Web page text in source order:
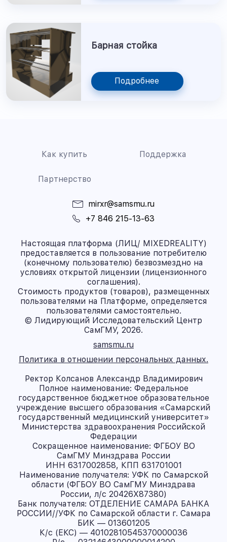
Барная стойка
Подробнее
Как купить Поддержка
Партнерство
mirxr@samsmu.ru
+7 846 215-13-63
Настоящая платформа (ЛИЦ/ MIXEDREALITY)
предоставляется в пользование потребителю
(конечному пользователю) безвозмездно на
условиях открытой лицензии (лицензионного
соглашения).
Стоимость продуктов (товаров), размещенных
пользователями на Платформе, определяется
пользователями самостоятельно.
© Лидирующий Исследовательский Центр
СамГМУ, 2026.
samsmu.ru
Политика в отношении персональных данных.
Ректор Колсанов Александр Владимирович
Полное наименование: Федеральное
государственное бюджетное образовательное
учреждение высшего образования «Самарский
государственный медицинский университет»
Министерства здравоохранения Российской
Федерации
Сокращенное наименование: ФГБОУ ВО
СамГМУ Минздрава России
ИНН 6317002858, КПП 631701001
Наименование получателя: УФК по Самарской
области (ФГБОУ ВО СамГМУ Минздрава
России, л/с 20426X87380)
Банк получателя: ОТДЕЛЕНИЕ САМАРА БАНКА
РОССИИ//УФК по Самарской области г. Самара
БИК — 013601205
К/с (ЕКС) — 40102810545370000036